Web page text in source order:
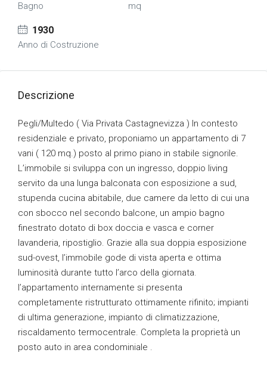
Bagno mq
1930
Anno di Costruzione
Descrizione
Pegli/Multedo ( Via Privata Castagnevizza ) In contesto
residenziale e privato, proponiamo un appartamento di 7
vani ( 120 mq.) posto al primo piano in stabile signorile.
L’immobile si sviluppa con un ingresso, doppio living
servito da una lunga balconata con esposizione a sud,
stupenda cucina abitabile, due camere da letto di cui una
con sbocco nel secondo balcone, un ampio bagno
finestrato dotato di box doccia e vasca e corner
lavanderia, ripostiglio. Grazie alla sua doppia esposizione
sud-ovest, l’immobile gode di vista aperta e ottima
luminosità durante tutto l’arco della giornata.
l’appartamento internamente si presenta
completamente ristrutturato ottimamente rifinito; impianti
di ultima generazione, impianto di climatizzazione,
riscaldamento termocentrale. Completa la proprietà un
posto auto in area condominiale .